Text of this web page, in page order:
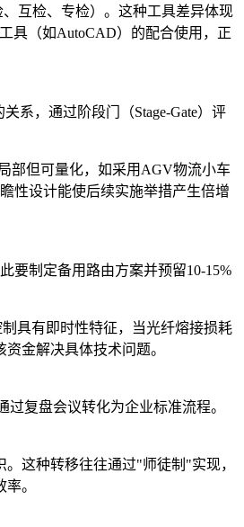
互检、专检）。这种工具差异体现
具（如AutoCAD）的配合使用，正
系，通过阶段门（Stage-Gate）评
部但可量化，如采用AGV物流小车
性设计能使后续实施举措产生倍增
要制定备用路由方案并预留10-15%
具有即时性特征，当光纤熔接损耗
金解决具体技术问题。
复盘会议转化为企业标准流程。
这种转移往往通过"师徒制"实现，
。